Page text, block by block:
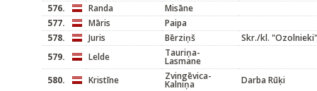
576.
Randa
Misāne
577.
Māris
Paipa
578.
Juris Bērziņš
Skr./kl. "Ozolnieki"
579.
Lelde Tauriņa-
Lasmane
580.
Kristīne Zvingēvica-
Kalniņa
Darba Rūķi